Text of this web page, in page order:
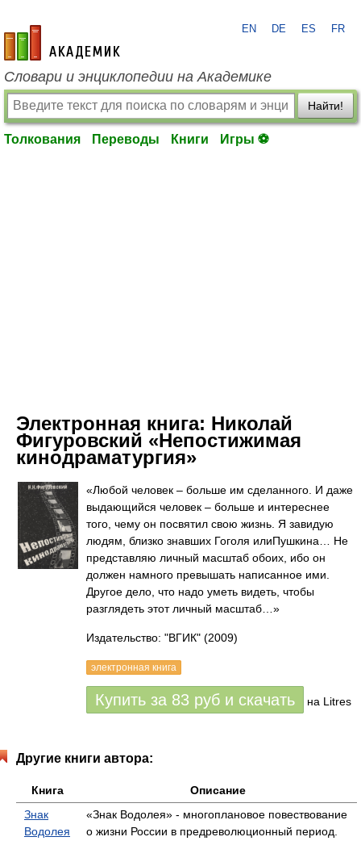
academic.ru
EN DE ES FR
Словари и энциклопедии на Академике
Найти!
Толкования Переводы Книги Игры ⚽
Электронная книга: Николай
Фигуровский «Непостижимая
кинодраматургия»
«Любой человек – больше им сделанного. И даже
выдающийся человек – больше и интереснее
того, чему он посвятил свою жизнь. Я завидую
людям, близко знавших Гоголя илиПушкина… Не
представляю личный масштаб обоих, ибо он
должен намного превышать написанное ими.
Другое дело, что надо уметь видеть, чтобы
разглядеть этот личный масштаб…»
Издательство: "ВГИК" (2009)
электронная книга
Купить за 83 руб и скачать на Litres
Другие книги автора:
Книга
Описание
Знак
Водолея
«Знак Водолея» - многоплановое повествование
о жизни России в предреволюционный период.